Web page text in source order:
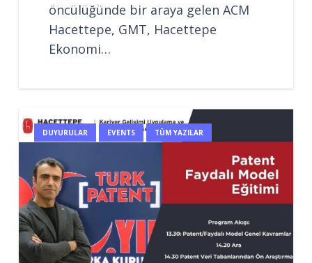
öncülüğünde bir araya gelen ACM
Hacettepe, GMT, Hacettepe
Ekonomi…
DUYURULAR EVENTS TÜM YAZILAR